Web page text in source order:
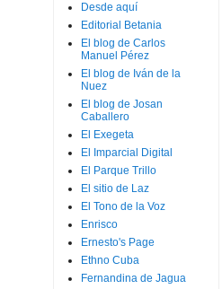
Desde aquí
Editorial Betania
El blog de Carlos
Manuel Pérez
El blog de Iván de la
Nuez
El blog de Josan
Caballero
El Exegeta
El Imparcial Digital
El Parque Trillo
El sitio de Laz
El Tono de la Voz
Enrisco
Ernesto's Page
Ethno Cuba
Fernandina de Jagua